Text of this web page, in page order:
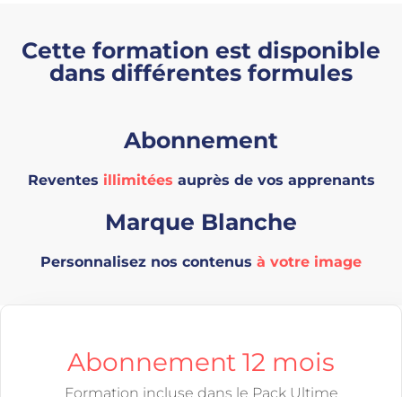
Cette formation est disponible
dans différentes formules
Abonnement
Reventes illimitées auprès de vos apprenants
Marque Blanche
Personnalisez nos contenus à votre image
Abonnement 12 mois
Formation incluse dans le Pack Ultime